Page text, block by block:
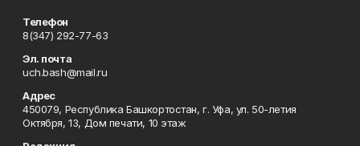
Телефон
8(347) 292-77-63
Эл. почта
uch.bash@mail.ru
Адрес
450079, Республика Башкортостан, г. Уфа, ул. 50-летия
Октября, 13, Дом печати, 10 этаж